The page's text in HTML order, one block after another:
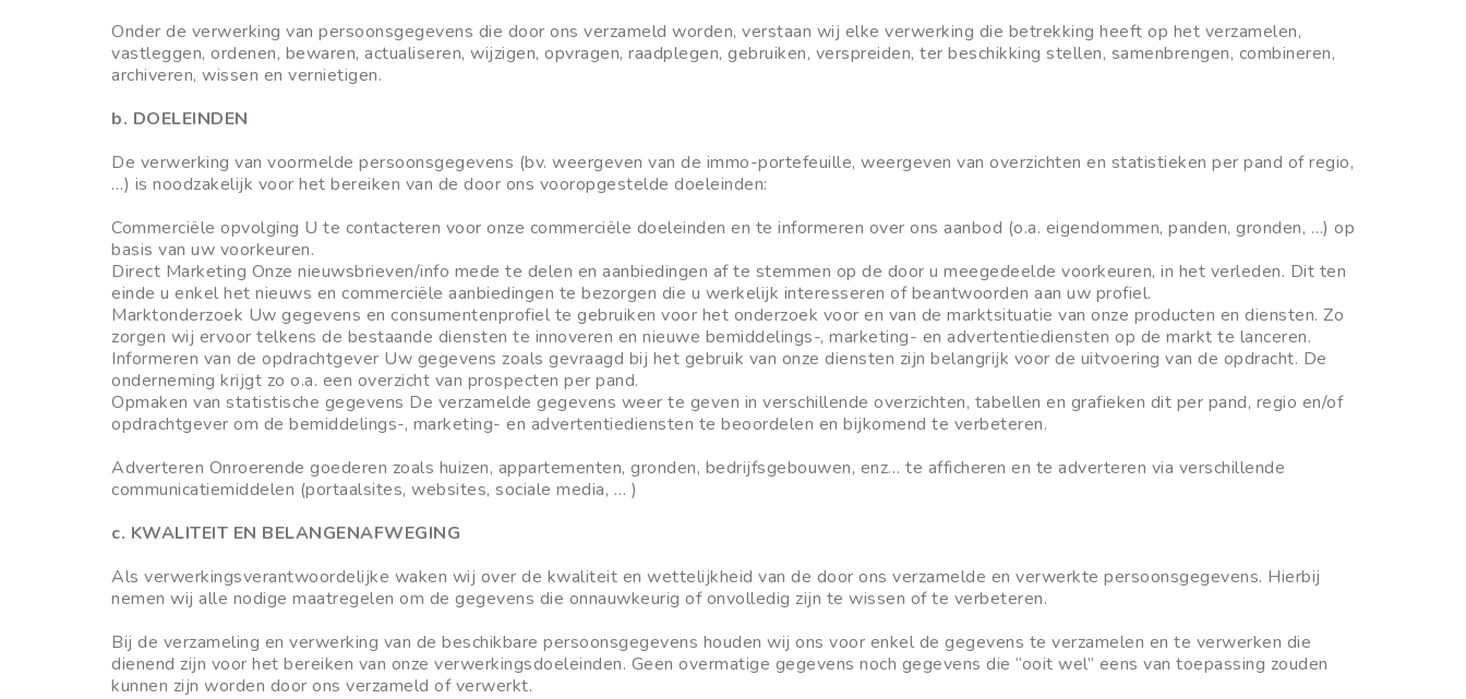
Onder de verwerking van persoonsgegevens die door ons verzameld worden, verstaan wij elke verwerking die betrekking heeft op het verzamelen,
vastleggen, ordenen, bewaren, actualiseren, wijzigen, opvragen, raadplegen, gebruiken, verspreiden, ter beschikking stellen, samenbrengen, combineren,
archiveren, wissen en vernietigen.
b. DOELEINDEN
De verwerking van voormelde persoonsgegevens (bv. weergeven van de immo-portefeuille, weergeven van overzichten en statistieken per pand of regio,
…) is noodzakelijk voor het bereiken van de door ons vooropgestelde doeleinden:
Commerciële opvolging U te contacteren voor onze commerciële doeleinden en te informeren over ons aanbod (o.a. eigendommen, panden, gronden, …) op
basis van uw voorkeuren.
Direct Marketing Onze nieuwsbrieven/info mede te delen en aanbiedingen af te stemmen op de door u meegedeelde voorkeuren, in het verleden. Dit ten
einde u enkel het nieuws en commerciële aanbiedingen te bezorgen die u werkelijk interesseren of beantwoorden aan uw profiel.
Marktonderzoek Uw gegevens en consumentenprofiel te gebruiken voor het onderzoek voor en van de marktsituatie van onze producten en diensten. Zo
zorgen wij ervoor telkens de bestaande diensten te innoveren en nieuwe bemiddelings-, marketing- en advertentiediensten op de markt te lanceren.
Informeren van de opdrachtgever Uw gegevens zoals gevraagd bij het gebruik van onze diensten zijn belangrijk voor de uitvoering van de opdracht. De
onderneming krijgt zo o.a. een overzicht van prospecten per pand.
Opmaken van statistische gegevens De verzamelde gegevens weer te geven in verschillende overzichten, tabellen en grafieken dit per pand, regio en/of
opdrachtgever om de bemiddelings-, marketing- en advertentiediensten te beoordelen en bijkomend te verbeteren.
Adverteren Onroerende goederen zoals huizen, appartementen, gronden, bedrijfsgebouwen, enz… te afficheren en te adverteren via verschillende
communicatiemiddelen (portaalsites, websites, sociale media, … )
c. KWALITEIT EN BELANGENAFWEGING
Als verwerkingsverantwoordelijke waken wij over de kwaliteit en wettelijkheid van de door ons verzamelde en verwerkte persoonsgegevens. Hierbij
nemen wij alle nodige maatregelen om de gegevens die onnauwkeurig of onvolledig zijn te wissen of te verbeteren.
Bij de verzameling en verwerking van de beschikbare persoonsgegevens houden wij ons voor enkel de gegevens te verzamelen en te verwerken die
dienend zijn voor het bereiken van onze verwerkingsdoeleinden. Geen overmatige gegevens noch gegevens die “ooit wel” eens van toepassing zouden
kunnen zijn worden door ons verzameld of verwerkt.